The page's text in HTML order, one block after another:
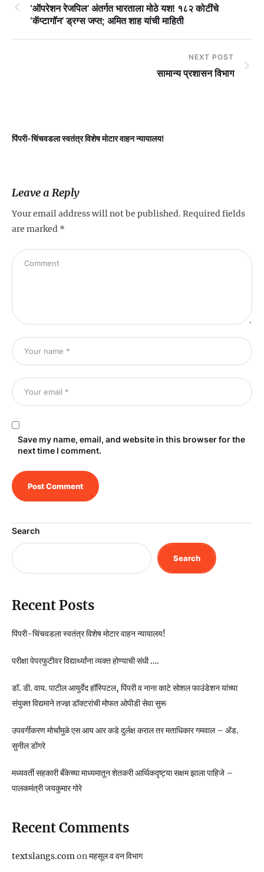
‘ऑपरेशन रेजपिल’ अंतर्गत भारताला मोठे यश! १८२ कोटींचे
‘कॅप्टागॉन’ ड्रग्स जप्त; अमित शाह यांची माहिती
NEXT POST
सामान्य प्रशासन विभाग
पिंपरी-चिंचवडला स्वतंत्र विशेष मोटार वाहन न्यायालय!
Leave a Reply
Your email address will not be published. Required fields
are marked *
Save my name, email, and website in this browser for the
next time I comment.
Search
Search
Recent Posts
पिंपरी-चिंचवडला स्वतंत्र विशेष मोटार वाहन न्यायालय!
परीक्षा पेपरफुटीवर विद्यार्थ्यांना व्यक्त होण्याची संधी ….
डॉ. डी. वाय. पाटील आयुर्वेद हॉस्पिटल, पिंपरी व नाना काटे सोशल फाउंडेशन यांच्या
संयुक्त विद्यमाने तज्ज्ञ डॉक्टरांची मोफत ओपीडी सेवा सुरू
उपवर्गीकरण मोर्चांमुळे एस आय आर कडे दुर्लक्ष कराल तर मताधिकार गमवाल – ॲड.
सुनील डोंगरे
मध्यवर्ती सहकारी बँकेच्या माध्यमातून शेतकरी आर्थिकदृष्ट्या सक्षम झाला पाहिजे –
पालकमंत्री जयकुमार गोरे
Recent Comments
textslangs.comonमहसूल व वन विभाग